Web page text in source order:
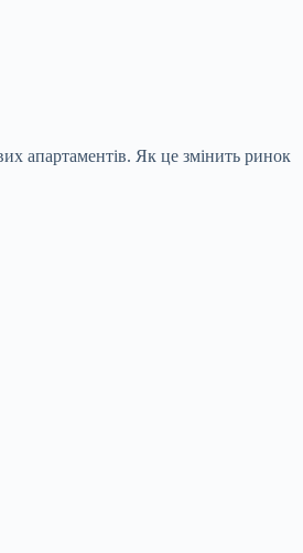
апартаментів. Як це змінить ринок